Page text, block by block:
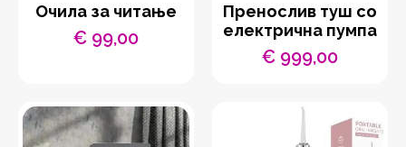
Очила за читање
€ 99,00
Пренослив туш со
електрична пумпа
€ 999,00